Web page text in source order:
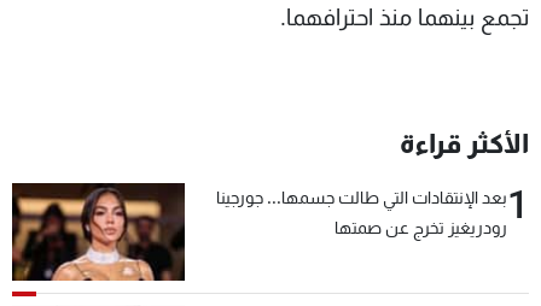
تجمع بينهما منذ احترافهما.
الأكثر قراءة
1بعد الإنتقادات التي طالت جسمها... جورجينا
رودريغيز تخرج عن صمتها